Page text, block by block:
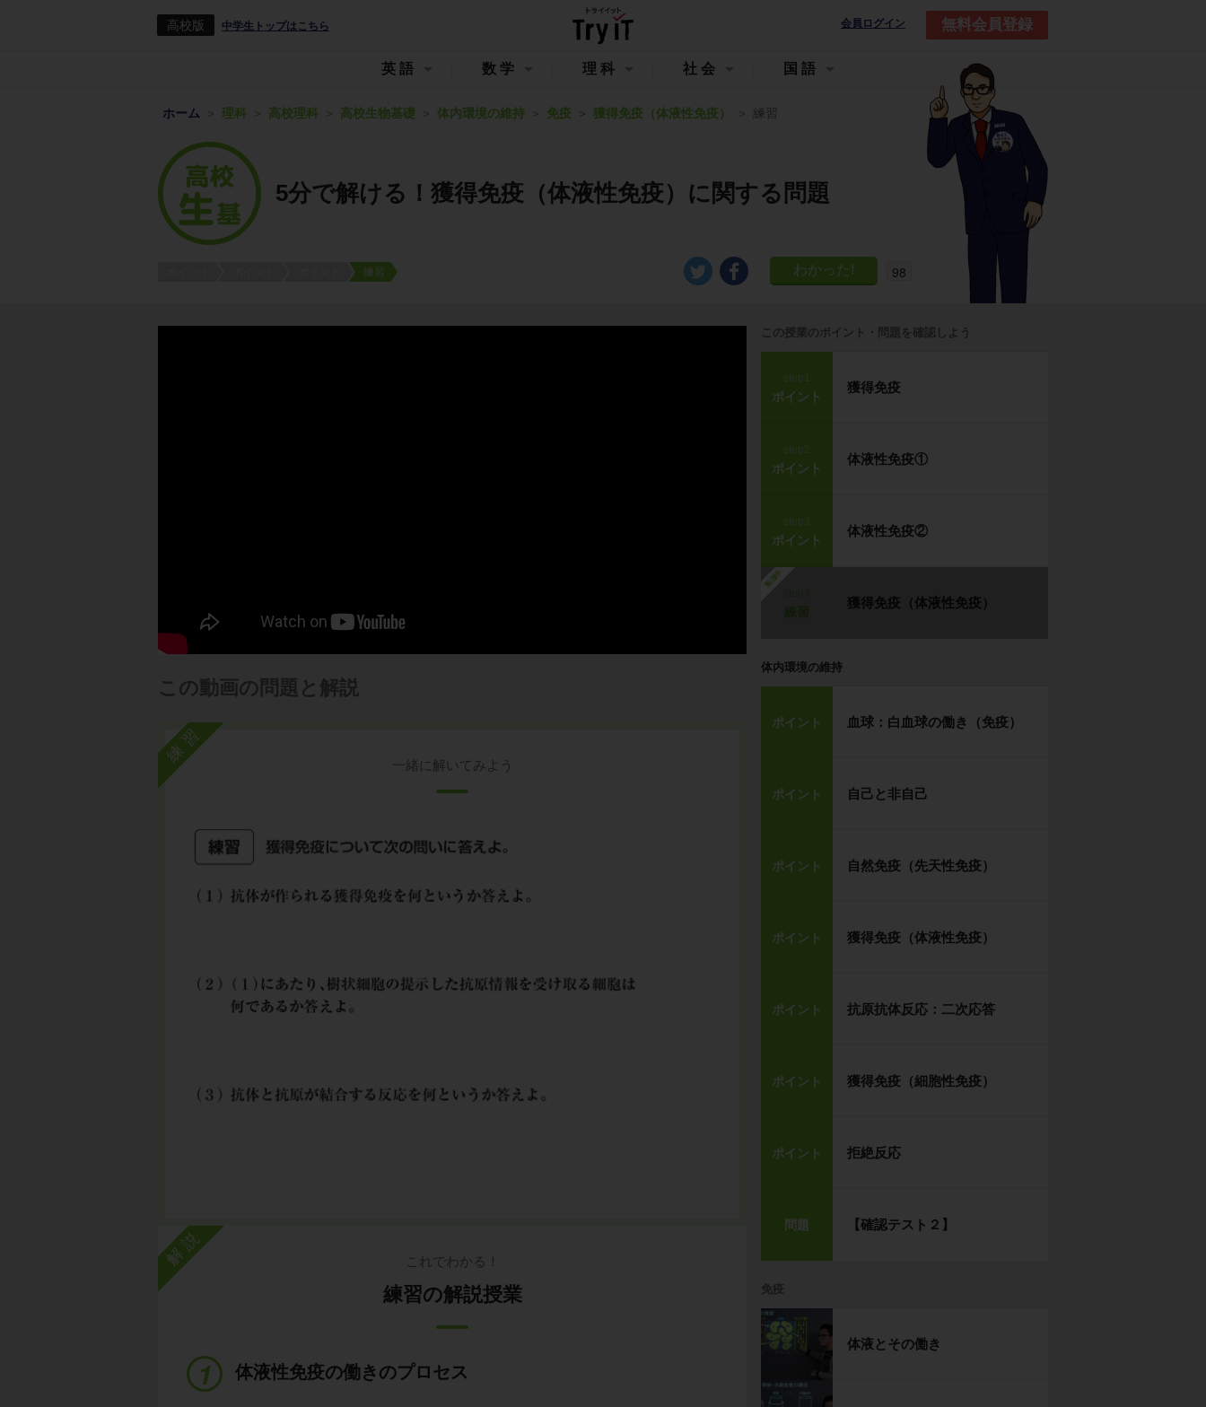
高校版 中学生トップはこちら 会員ログイン 無料会員登録
英語 数学 理科 社会 国語
ホーム 理科 高校理科 高校生物基礎 体内環境の維持 免疫 獲得免疫（体液性免疫） 練習
5分で解ける！獲得免疫（体液性免疫）に関する問題
練習 98
この動画の問題と解説
練習 一緒に解いてみよう
解説 これでわかる！
練習の解説授業
体液性免疫の働きのプロセス
この授業のポイント・問題を確認しよう
step1
ポイント
獲得免疫
step2
ポイント
体液性免疫①
step3
ポイント
体液性免疫②
勉強中
獲得免疫（体液性免疫）
体内環境の維持
ポイント 血球：白血球の働き（免疫）
ポイント 自己と非自己
ポイント 自然免疫（先天性免疫）
ポイント 獲得免疫（体液性免疫）
ポイント 抗原抗体反応：二次応答
ポイント 獲得免疫（細胞性免疫）
ポイント 拒絶反応
問題 【確認テスト２】
免疫
体液とその働き